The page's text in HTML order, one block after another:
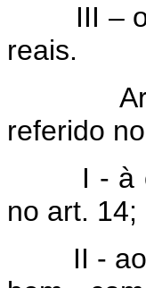
III – o
reais.
referido
I - à
no art. 14;
II - ao